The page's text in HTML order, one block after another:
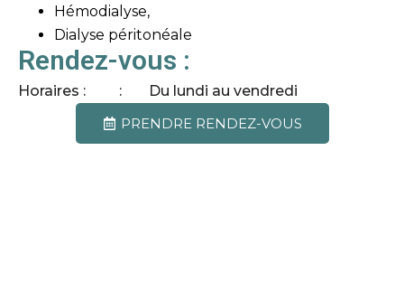
Hémodialyse,
Dialyse péritonéale
Rendez-vous :
Horaires :
Du lundi au vendredi
PRENDRE RENDEZ-VOUS